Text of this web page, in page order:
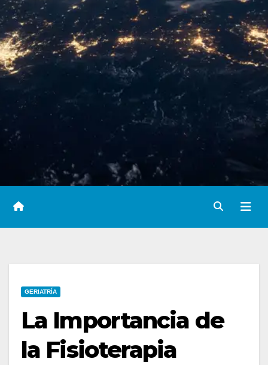
GERIATRÍA
La Importancia de
la Fisioterapia